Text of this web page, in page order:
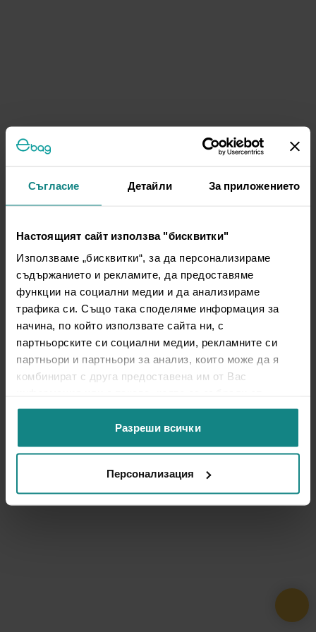
Съгласие Детайли За приложението
Настоящият сайт използва "бисквитки"
Използваме „бисквитки“, за да персонализираме
съдържанието и рекламите, да предоставяме
функции на социални медии и да анализираме
трафика си. Също така споделяме информация за
начина, по който използвате сайта ни, с
партньорските си социални медии, рекламните си
партньори и партньори за анализ, които може да я
комбинират с друга предоставена им от Вас
ползването от Ваша страна на услугите им.
Разреши всички
Персонализация